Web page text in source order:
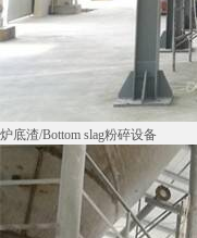
炉底渣/Bottom slag粉碎设备